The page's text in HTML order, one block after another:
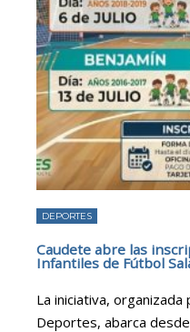
DEPORTES
Caudete abre las
Infantiles de Fútbol
La iniciativa, organizada
Deportes, abarca